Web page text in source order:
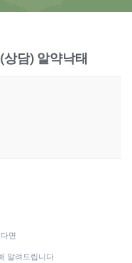
담) 알약낙­태
면
알려드립니다